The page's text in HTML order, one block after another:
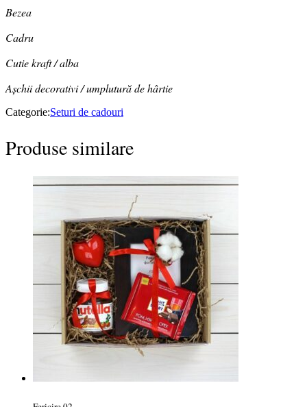
Bezea
Cadru
Cutie kraft / alba
Așchii decorativi / umplutură de hârtie
Categorie:Seturi de cadouri
Produse similare